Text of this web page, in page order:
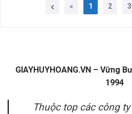
« 1 2 3
GIAYHUYHOANG.VN – Vững
1994
Thuộc top các công